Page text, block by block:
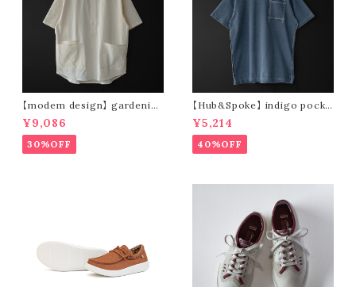
【modem design】 gardenin
g s/s shirt (sand)
¥9,086
30%OFF
【Hub&Spoke】 indigo pocke
t t-shirt (light indigo)
¥5,214
40%OFF